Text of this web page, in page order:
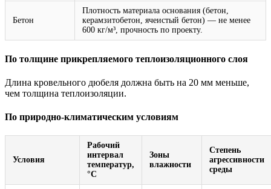
Бетон
Плотность материала основания (бетон,
керамзитобетон, ячеистый бетон) — не менее
600 кг/м³, прочность по проекту.
По толщине прикрепляемого теплоизоляционного слоя
Длина кровельного дюбеля должна быть на 20 мм меньше,
чем толщина теплоизоляции.
По природно-климатическим условиям
Условия
Рабочий
интервал
температур,
°C
Зоны
влажности
Степень
агрессивности
среды